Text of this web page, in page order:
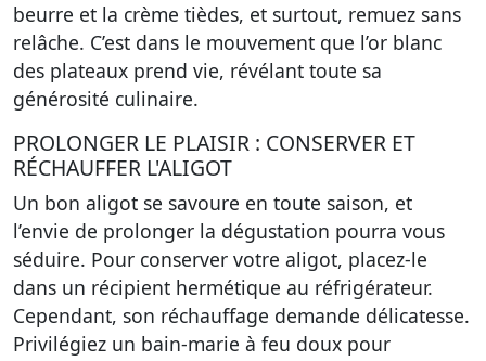
beurre et la crème tièdes, et surtout, remuez sans
relâche. C’est dans le mouvement que l’or blanc
des plateaux prend vie, révélant toute sa
générosité culinaire.
PROLONGER LE PLAISIR : CONSERVER ET
RÉCHAUFFER L'ALIGOT
Un bon aligot se savoure en toute saison, et
l’envie de prolonger la dégustation pourra vous
séduire. Pour conserver votre aligot, placez-le
dans un récipient hermétique au réfrigérateur.
Cependant, son réchauffage demande délicatesse.
Privilégiez un bain-marie à feu doux pour